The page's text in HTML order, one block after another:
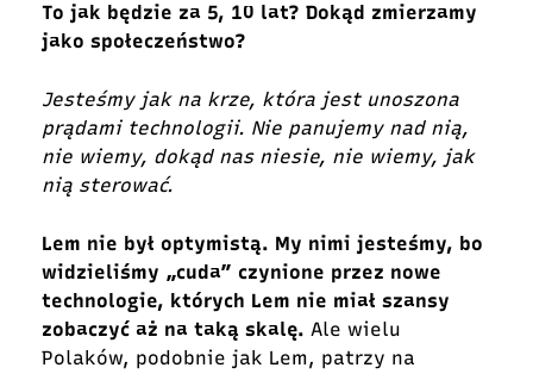
To jak będzie za 5, 10 lat? Dokąd zmierzamy
jako społeczeństwo?
Jesteśmy jak na krze, która jest unoszona
prądami technologii. Nie panujemy nad nią,
nie wiemy, dokąd nas niesie, nie wiemy, jak
nią sterować.
Lem nie był optymistą. My nimi jesteśmy, bo
widzieliśmy „cuda” czynione przez nowe
technologie, których Lem nie miał szansy
zobaczyć aż na taką skalę. Ale wielu
Polaków, podobnie jak Lem, patrzy na